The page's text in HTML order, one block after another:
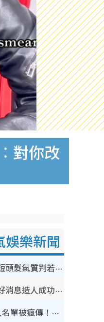
對你改
娛樂新聞
簡淑兒染金毛剪短頭髮氣質判若兩人！嚇壞老公麥大力都認唔出：「你做咩事？」
湯洛雯傳終於有好消息造人成功！兩大細節曝孕味極濃惹猜測：大肚婆先會咁！
8大最冇禮貌藝人名單被瘋傳！網民揭發明星真面目 一致數臭呢位係無品天花板？